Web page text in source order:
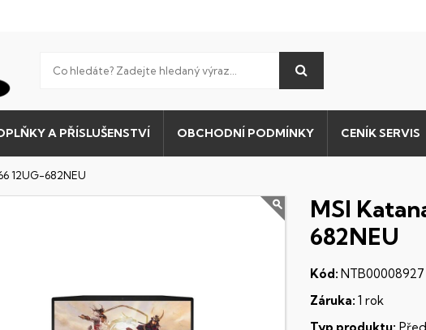
A PŘÍSLUŠENSTVÍ OBCHODNÍ PODMÍNKY CENÍK SERVIS
12UG-682NEU
MSI
682NEU
Kód: NTB00008927
Záruka: 1 rok